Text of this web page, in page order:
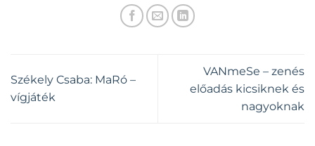
Székely Csaba: MaRó –
vígjáték
VANmeSe – zenés
előadás kicsiknek és
nagyoknak